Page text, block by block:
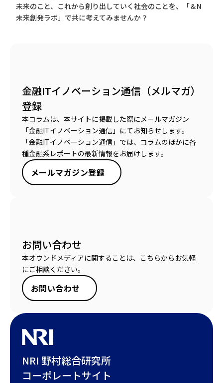
未来のこと、これから創り出していく社会のことを、「＆N
未来創発ラボ」で共に考えてみませんか？
金融ITイノベーション通信（メルマガ）
登録
本コラムは、本サイトに掲載した際にメールマガジン
「金融ITイノベーション通信」にてお知らせします。
「金融ITイノベーション通信」では、コラムのほかに各
種金融系レポートの最新情報をお届けします。
メールマガジン登録
お問い合わせ
本オウンドメディアに関することは、こちらからお気軽
にご相談ください。
お問い合わせ
NRI 野村総合研究所
コーポレートサイト